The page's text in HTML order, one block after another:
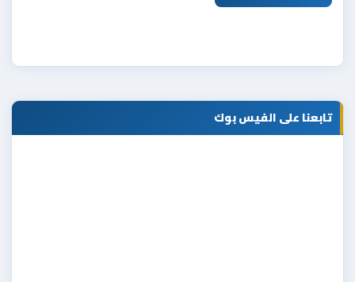
تابعنا على الفيس بوك